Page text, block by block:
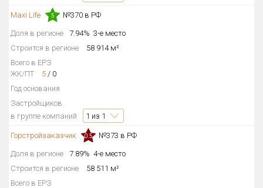
Только новые
Рейтинг ЕРЗ
Найдено:
Жилых комплексов
Maxi Life 5 №370 в РФ
Доля в регионе 7.94% 3-е место
Строится в регионе
58 914 м²
Всего в ЕРЗ
ЖК/ПТ
5 / 0
Год основания
Застройщиков
в группе компаний
1 из 1
Горстройзаказчик 0.5 №373 в РФ
Доля в регионе 7.89% 4-е место
Строится в регионе
58 511 м²
Всего в ЕРЗ